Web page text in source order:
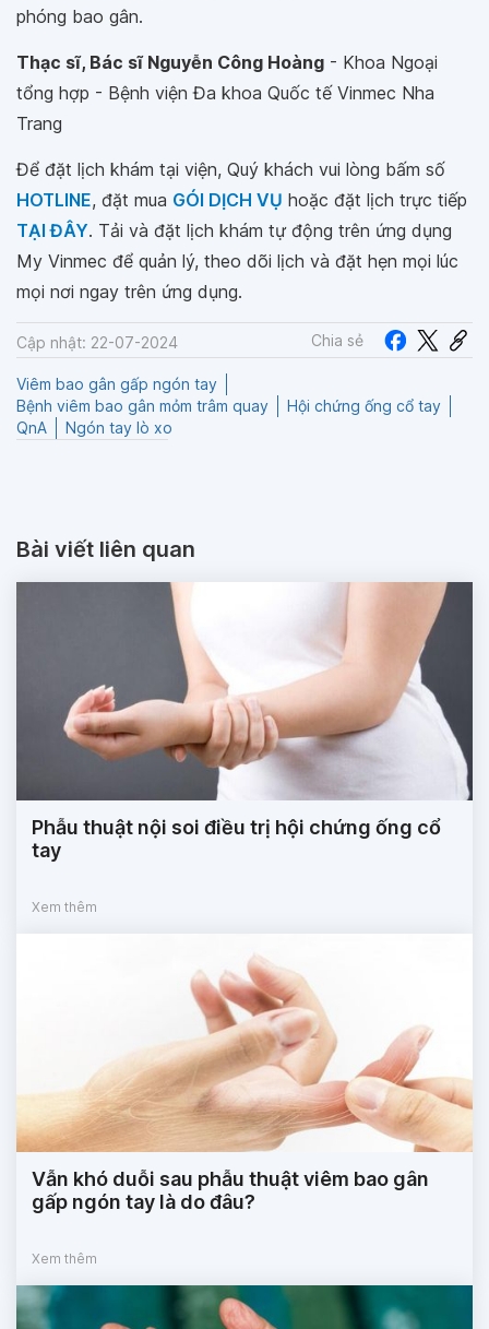
phóng bao gân.
Thạc sĩ, Bác sĩ Nguyễn Công Hoàng - Khoa Ngoại
tổng hợp - Bệnh viện Đa khoa Quốc tế Vinmec Nha
Trang
Để đặt lịch khám tại viện, Quý khách vui lòng bấm số
HOTLINE, đặt mua GÓI DỊCH VỤ hoặc đặt lịch trực tiếp
TẠI ĐÂY. Tải và đặt lịch khám tự động trên ứng dụng
My Vinmec để quản lý, theo dõi lịch và đặt hẹn mọi lúc
mọi nơi ngay trên ứng dụng.
Cập nhật: 22-07-2024 Chia sẻ
Viêm bao gân gấp ngón tay
Bệnh viêm bao gân mỏm trâm quay
Hội chứng ống cổ tay
QnA
Ngón tay lò xo
Bài viết liên quan
Phẫu thuật nội soi điều trị hội chứng ống cổ
tay
Xem thêm
Vẫn khó duỗi sau phẫu thuật viêm bao gân
gấp ngón tay là do đâu?
Xem thêm